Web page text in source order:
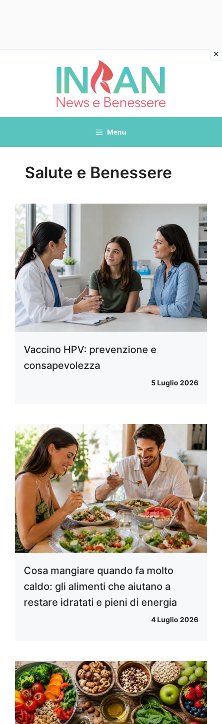
Menu
Salute e Benessere
Vaccino HPV: prevenzione e
consapevolezza
5 Luglio 2026
Cosa mangiare quando fa molto
caldo: gli alimenti che aiutano a
restare idratati e pieni di energia
4 Luglio 2026